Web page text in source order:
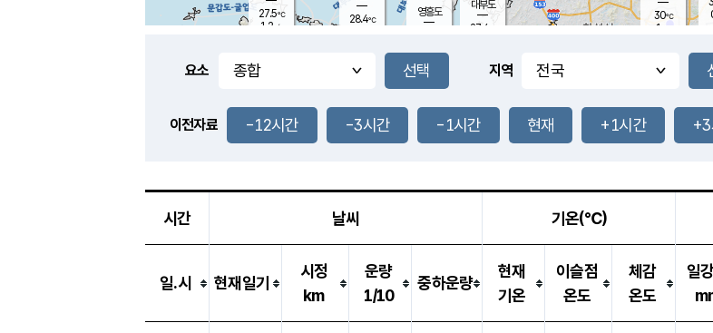
풍도
1.0m/s
영흥도
28.4℃
-mm
27.9
℃
대부도
27.4
-
32.4℃
2.5m/s
-mm
-mm
27.5℃
1.2 m/s
30℃
1 m/s
요소 지역
이전자료 -12시간 -3시간 -1시간 현재 +1시간
시간 날씨 기온(℃)
일.시 현재일기
시정
km
운량
1/10
중하운량
현재
기온
이슬점
온도
체감
온도
일